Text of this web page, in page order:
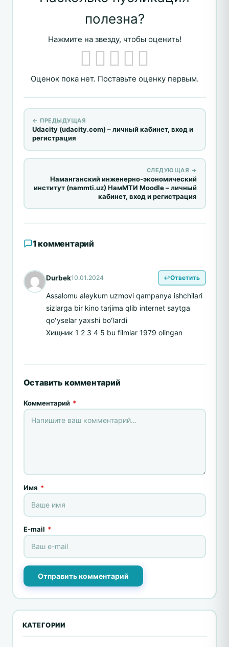
полезна?
Нажмите на звезду, чтобы оценить!
Оценок пока нет. Поставьте оценку первым.
← ПРЕДЫДУЩАЯ
Udacity (udacity.com) – личный кабинет, вход и
регистрация
СЛЕДУЮЩАЯ →
Наманганский инженерно-экономический
институт (nammti.uz) НамМТИ Moodle – личный
кабинет, вход и регистрация
1 комментарий
Durbek10.01.2024 Ответить
Assalomu aleykum uzmovi qampanya ishchilari
sizlarga bir kino tarjima qlib internet saytga
qoʻyselar yaxshi boʻlardi
Хищник 1 2 3 4 5 bu filmlar 1979 olingan
Оставить комментарий
Комментарий *
Имя *
E-mail *
Отправить комментарий
КАТЕГОРИИ